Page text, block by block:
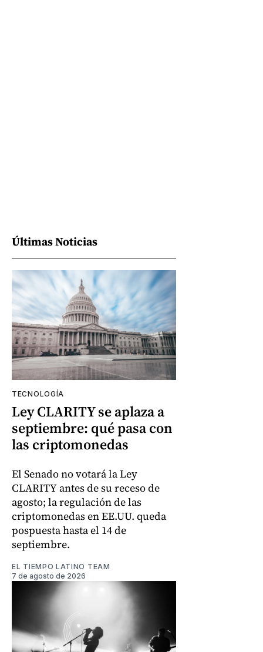
Últimas Noticias
TECNOLOGÍA
Ley CLARITY se aplaza a
septiembre: qué pasa con
las criptomonedas
El Senado no votará la Ley
CLARITY antes de su receso de
agosto; la regulación de las
criptomonedas en EE.UU. queda
pospuesta hasta el 14 de
septiembre.
EL TIEMPO LATINO TEAM
7 de agosto de 2026